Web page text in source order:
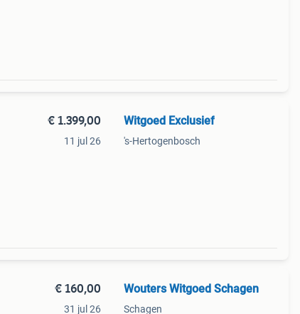
€ 1.399,00
11 jul 26
Witgoed Exclusief
's-Hertogenbosch
€ 160,00
31 jul 26
Wouters Witgoed Schagen
Schagen